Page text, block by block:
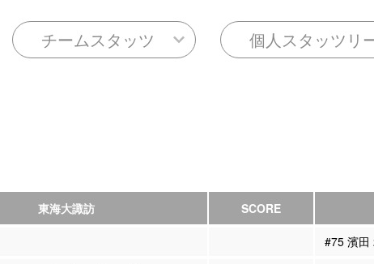
チームスタッツ 個人スタッツリ
東海大諏訪 SCORE
#75 濱田